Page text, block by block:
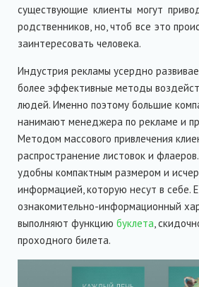
существующие клиенты могут
родственников, но, чтоб все это
заинтересовать человека.
Индустрия рекламы усердно
более эффективные методы
людей. Именно поэтому большие
нанимают менеджера по рекламе и
Методом массового привлечения
распространение листовок и
удобны компактным размером и
информацией, которую несут в себе.
ознакомительно-информационный
выполняют функцию буклета ,
проходного билета.